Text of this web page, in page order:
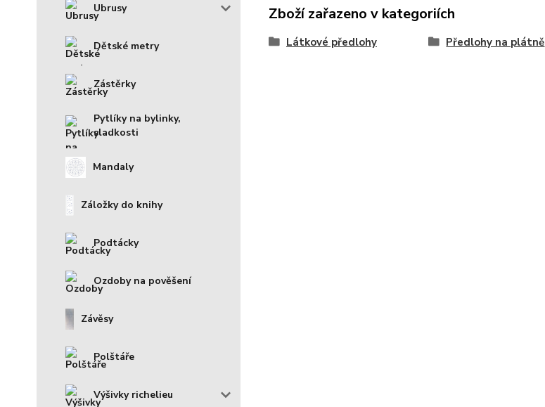
Ubrusy
Dětské metry
Zástěrky
Pytlíky na bylinky,
sladkosti
Mandaly
Záložky do knihy
Podtácky
Ozdoby na pověšení
Závěsy
Polštáře
Výšivky richelieu
Zboží zařazeno v kategoriích
Látkové předlohy Předlohy na plátně